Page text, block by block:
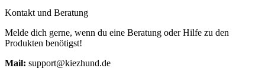
Kontakt und Beratung
Melde dich gerne, wenn du eine Beratung oder Hilfe zu den
Produkten benötigst!
Mail: support@kiezhund.de